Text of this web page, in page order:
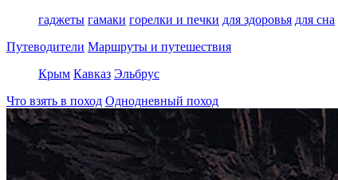
гаджеты гамаки горелки и печки для здоровья для сна
Путеводители Маршруты и путешествия
Крым Кавказ Эльбрус
Что взять в поход Однодневный поход